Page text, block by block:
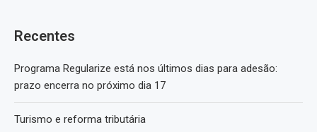
Recentes
Programa Regularize está nos últimos dias para adesão:
prazo encerra no próximo dia 17
Turismo e reforma tributária